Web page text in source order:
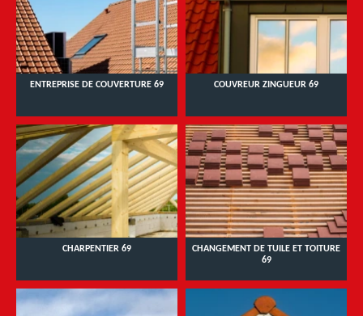
ENTREPRISE DE COUVERTURE 69 COUVREUR ZINGUEUR 69
CHARPENTIER 69
CHANGEMENT DE TUILE ET TOITURE
69